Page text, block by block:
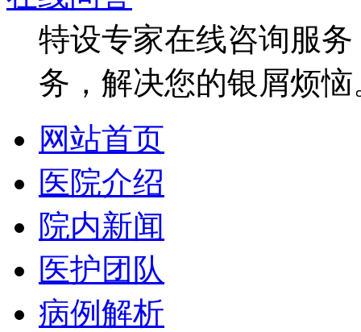
特设专家在线咨询服
务，解决您的银屑烦恼
网站首页
医院介绍
院内新闻
医护团队
病例解析